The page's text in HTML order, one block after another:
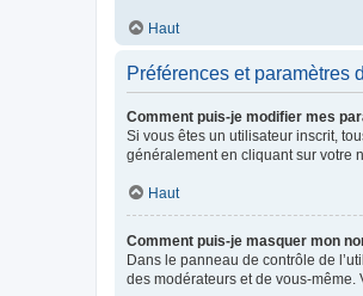
Haut
Préférences et paramètres
Comment puis-je modifier mes
Si vous êtes un utilisateur inscrit,
généralement en cliquant sur votre
Haut
Comment puis-je masquer mon
Dans le panneau de contrôle de
des modérateurs et de vous-même.